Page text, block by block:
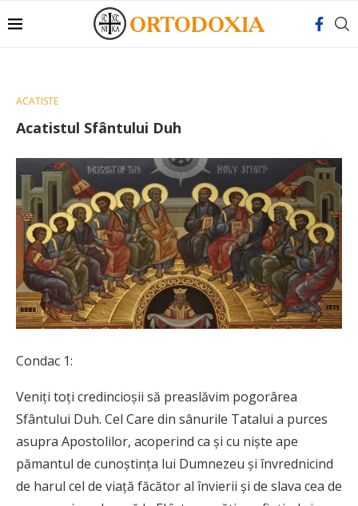
ACATISTE
Acatistul Sfântului Duh
Condac 1:
Veniți toți credincioșii să preaslăvim pogorârea
Sfântului Duh. Cel Care din sânurile Tatalui a purces
asupra Apostolilor, acoperind ca și cu niște ape
pămantul de cunoștința lui Dumnezeu și învrednicind
de harul cel de viață făcător al învierii și de slava cea de